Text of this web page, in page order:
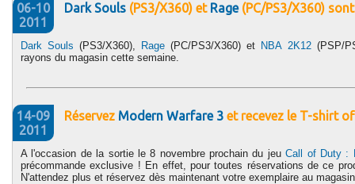
06-10
2011
Dark Souls (PS3/X360) et Rage(PC/PS3/X360)
Dark Souls (PS3/X360), Rage (PC/PS3/X360) et NBA 2K12(PSP/
rayons du magasin cette semaine.
14-09
2011
Réservez Modern Warfare 3 et recevez le T-shirt
A l'occasion de la sortie le 8 novembre prochain du jeuCall of Duty :
précommande exclusive ! En effet, pour toutes réservations de ce
N'attendez plus et réservez dès maintenant votre exemplaire au